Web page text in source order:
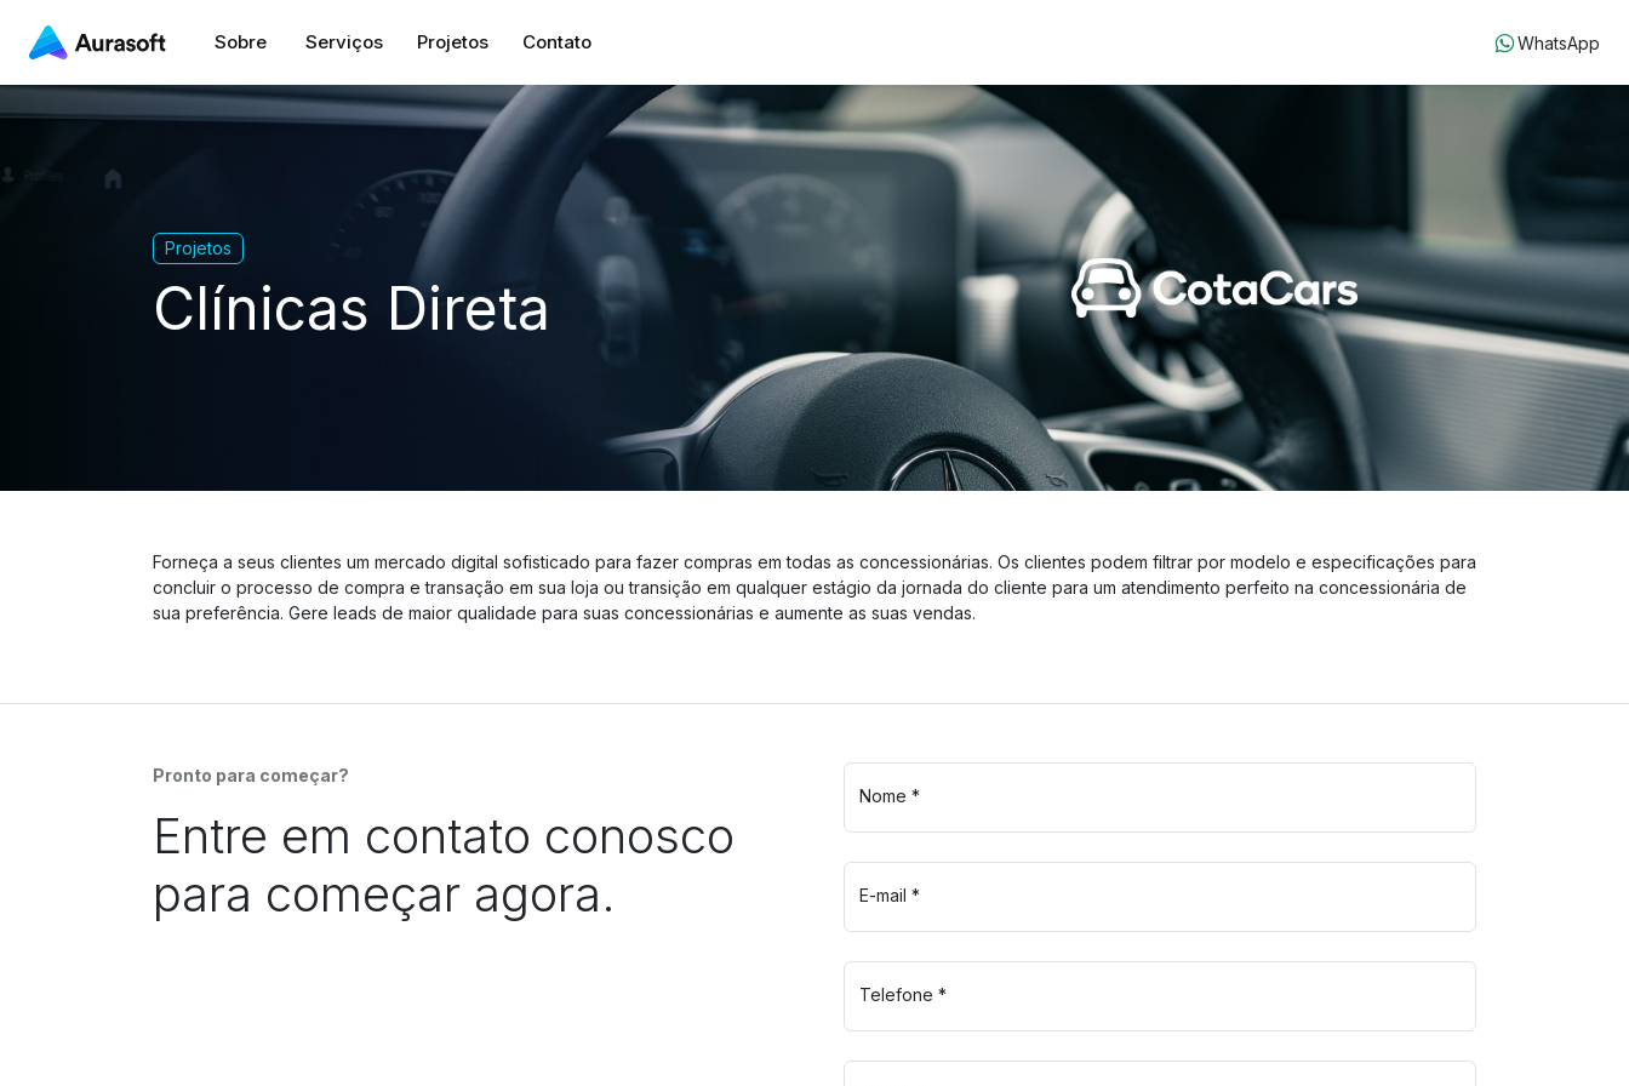
Sobre Serviços Projetos Contato WhatsApp
Projetos
Clínicas Direta
Forneça a seus clientes um mercado digital sofisticado para fazer compras em todas as concessionárias. Os clientes podem filtrar por modelo e especificações para
concluir o processo de compra e transação em sua loja ou transição em qualquer estágio da jornada do cliente para um atendimento perfeito na concessionária de
sua preferência. Gere leads de maior qualidade para suas concessionárias e aumente as suas vendas.
Pronto para começar?
Entre em contato conosco
para começar agora.
Nome *
E-mail *
Telefone *